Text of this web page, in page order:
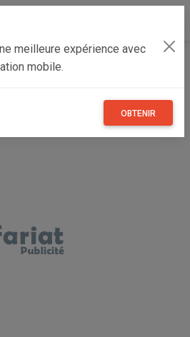
meilleure expérience avec
mobile.
OBTENIR